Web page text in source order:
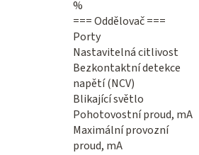
%
=== Oddělovač ===
Porty
Nastavitelná citlivost
Bezkontaktní detekce
napětí (NCV)
Blikající světlo
Pohotovostní proud, mA
Maximální provozní
proud, mA